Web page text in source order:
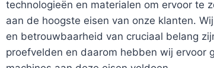
technologieën en materialen om ervoor te
aan de hoogste eisen van onze klanten.
en betrouwbaarheid van cruciaal belang
proefvelden en daarom hebben wij ervoor